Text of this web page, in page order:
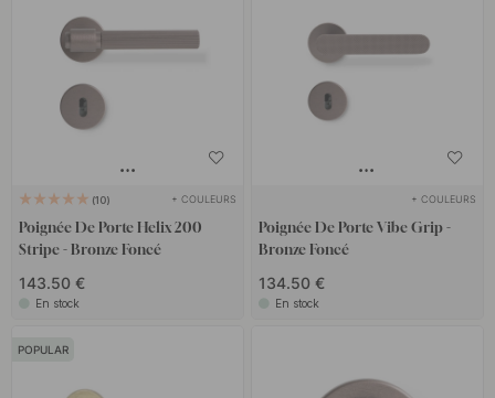
10 + COULEURS
Poignée De Porte Helix 200
Stripe - Bronze Foncé
143.50 €
En stock
+ COULEURS
Poignée De Porte Vibe Grip -
Bronze Foncé
134.50 €
En stock
POPULAR